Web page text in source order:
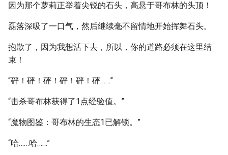
因为那个萝莉正举着尖锐的石头，高悬于哥布林的头顶！
磊落深吸了一口气，然后继续毫不留情地开始挥舞石头。
抱歉了，因为我想活下去，所以，你的道路必须在这里结
束！
“砰！砰！砰！砰！砰！砰……”
“击杀哥布林获得了1点经验值。”
“魔物图鉴：哥布林的生态1已解锁。”
“哈……哈……”